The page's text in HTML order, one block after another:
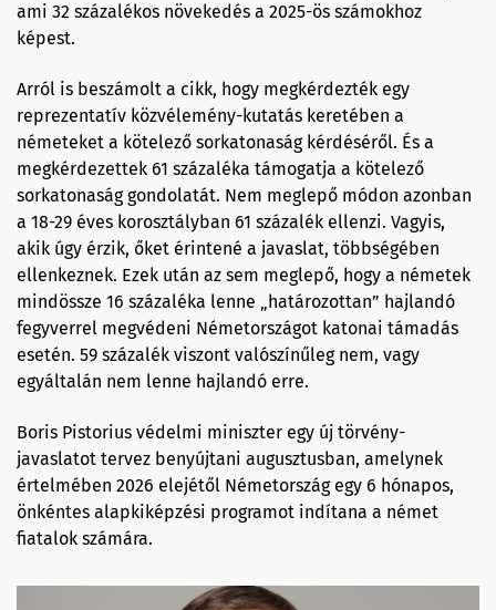
ami 32 százalékos növekedés a 2025-ös számokhoz
képest.
Arról is beszámolt a cikk, hogy megkérdezték egy
reprezentatív közvélemény-kutatás keretében a
németeket a kötelező sorkatonaság kérdéséről. És a
megkérdezettek 61 százaléka támogatja a kötelező
sorkatonaság gondolatát. Nem meglepő módon azonban
a 18-29 éves korosztályban 61 százalék ellenzi. Vagyis,
akik úgy érzik, őket érintené a javaslat, többségében
ellenkeznek. Ezek után az sem meglepő, hogy a németek
mindössze 16 százaléka lenne „határozottan” hajlandó
fegyverrel megvédeni Németországot katonai támadás
esetén. 59 százalék viszont valószínűleg nem, vagy
egyáltalán nem lenne hajlandó erre.
Boris Pistorius védelmi miniszter egy új törvény-
javaslatot tervez benyújtani augusztusban, amelynek
értelmében 2026 elejétől Németország egy 6 hónapos,
önkéntes alapkiképzési programot indítana a német
fiatalok számára.